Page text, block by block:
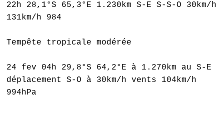
22h 28,1°S 65,3°E 1.230km S-E S-S-O 30km/h
131km/h 984
Tempête tropicale modérée
24 fev 04h 29,8°S 64,2°E à 1.270km au S-E
déplacement S-O à 30km/h vents 104km/h
994hPa